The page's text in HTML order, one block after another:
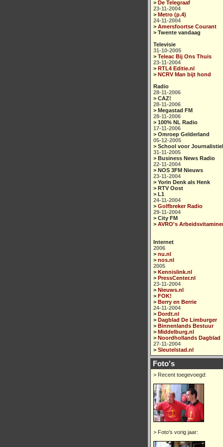
> De Telegraaf
23-11-2004
> Metro (p.4)
24-11-2004
> Amersfoortse Courant
> Twente vandaag
Televisie
31-10-2005
> Teleac Bij Ons Thuis
23-11-2004
> RTL4 Editie.nl
> NCRV Man bijt hond
Radio
28-11-2006
> CAZ!
28-11-2006
> Megastad FM
28-11-2006
> 100% NL Radio
17-11-2006
> Omroep Gelderland
05-12-2005
> School voor
31-11-2005
> Business News Radio
22-11-2004
> NOS 3FM Nieuws
23-11-2004
> Yorin Denk als Henk
> RTV Oost
> L1
24-11-2004
> Golfbreker Radio
29-11-2004
> City FM
> AVRO's
Internet
2006
> nu.nl
> nos.nl
2005
> Kennislink.nl
> PressCenter.nl
23-11-2004
> Nieuws.nl
> FOK!
> Berry en Berrie
24-11-2004
> Dordt.nl
> Dagblad De Limburger
> Binnenlands Bestuur
> Middelburg.nl
> Noordhollands Dagblad
27-11-2004
> Sleutelstad.nl
Foto's
> Recent toegevoegd:
> Foto's vorig jaar: